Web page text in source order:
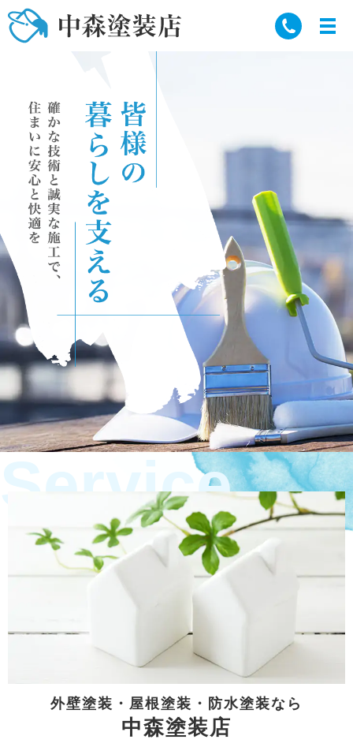
外壁塗装・屋根塗装・防水塗装なら
中森塗装店
Service